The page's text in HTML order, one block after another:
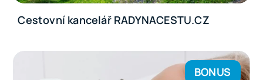
Cestovní kancelář RADYNACESTU.CZ
BONUS